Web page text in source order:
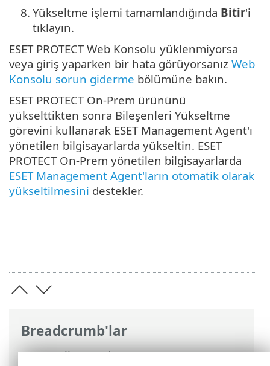
Breadcrumb'lar
ESET Online Yardım>ESET PROTECT On-
8. Yükseltme işlemi tamamlandığında Bitir'i
tıklayın.
ESET PROTECT Web Konsolu yüklenmiyorsa
veya giriş yaparken bir hata görüyorsanız Web
Konsolu sorun giderme bölümüne bakın.
ESET PROTECT On-Prem ürününü
yükselttikten sonra Bileşenleri Yükseltme
görevini kullanarak ESET Management Agent'ı
yönetilen bilgisayarlarda yükseltin. ESET
PROTECT On-Prem yönetilen bilgisayarlarda
ESET Management Agent'ların otomatik olarak
yükseltilmesini destekler.